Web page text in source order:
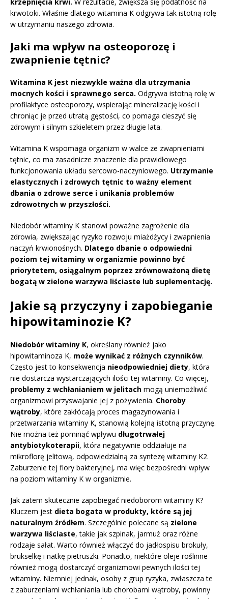
krwotoki. Właśnie dlatego witamina K odgrywa tak istotną rolę
w utrzymaniu naszego zdrowia.
Jaki ma wpływ na osteoporozę i
zwapnienie tętnic?
Witamina K jest niezwykle ważna dla utrzymania
mocnych kości i sprawnego serca. Odgrywa istotną rolę w
profilaktyce osteoporozy, wspierając mineralizację kości i
chroniąc je przed utratą gęstości, co pomaga cieszyć się
zdrowym i silnym szkieletem przez długie lata.
Witamina K wspomaga organizm w walce ze zwapnieniami
tętnic, co ma zasadnicze znaczenie dla prawidłowego
funkcjonowania układu sercowo-naczyniowego. Utrzymanie
elastycznych i zdrowych tętnic to ważny element
dbania o zdrowe serce i unikania problemów
zdrowotnych w przyszłości.
Niedobór witaminy K stanowi poważne zagrożenie dla
zdrowia, zwiększając ryzyko rozwoju miażdżycy i zwapnienia
naczyń krwionośnych. Dlatego dbanie o odpowiedni
poziom tej witaminy w organizmie powinno być
priorytetem, osiągalnym poprzez zrównoważoną dietę
bogatą w zielone warzywa liściaste lub suplementację.
Jakie są przyczyny i zapobieganie
hipowitaminozie K?
Niedobór witaminy K, określany również jako
hipowitaminoza K, może wynikać z różnych czynników.
Często jest to konsekwencja nieodpowiedniej diety, która
nie dostarcza wystarczających ilości tej witaminy. Co więcej,
problemy z wchłanianiem w jelitach mogą uniemożliwić
organizmowi przyswajanie jej z pożywienia. Choroby
wątroby, które zakłócają proces magazynowania i
przetwarzania witaminy K, stanowią kolejną istotną przyczynę.
Nie można też pominąć wpływu długotrwałej
antybiotykoterapii, która negatywnie oddziałuje na
mikroflorę jelitową, odpowiedzialną za syntezę witaminy K2.
Zaburzenie tej flory bakteryjnej, ma więc bezpośredni wpływ
na poziom witaminy K w organizmie.
Jak zatem skutecznie zapobiegać niedoborom witaminy K?
Kluczem jest dieta bogata w produkty, które są jej
naturalnym źródłem. Szczególnie polecane są zielone
warzywa liściaste, takie jak szpinak, jarmuż oraz różne
rodzaje sałat. Warto również włączyć do jadłospisu brokuły,
brukselkę i natkę pietruszki. Ponadto, niektóre oleje roślinne
również mogą dostarczyć organizmowi pewnych ilości tej
witaminy. Niemniej jednak, osoby z grup ryzyka, zwłaszcza te
z zaburzeniami wchłaniania lub chorobami wątroby, powinny